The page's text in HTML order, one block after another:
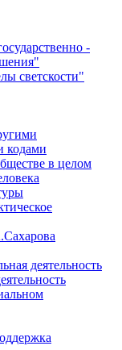
-
светскости"
кодами
в целом
деятельность